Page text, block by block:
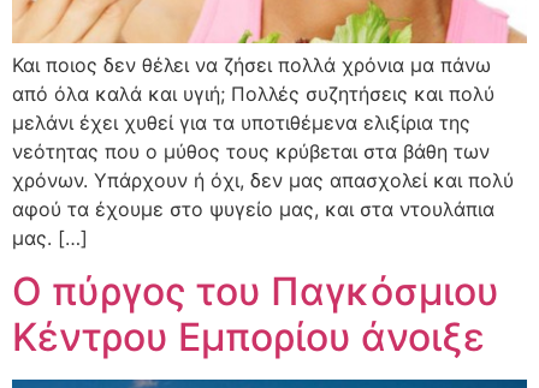
Και ποιος δεν θέλει να ζήσει πολλά χρόνια μα πάνω
από όλα καλά και υγιή; Πολλές συζητήσεις και πολύ
μελάνι έχει χυθεί για τα υποτιθέμενα ελιξίρια της
νεότητας που ο μύθος τους κρύβεται στα βάθη των
χρόνων. Υπάρχουν ή όχι, δεν μας απασχολεί και πολύ
αφού τα έχουμε στο ψυγείο μας, και στα ντουλάπια
μας. […]
Ο πύργος του Παγκόσμιου
Κέντρου Εμπορίου άνοιξε